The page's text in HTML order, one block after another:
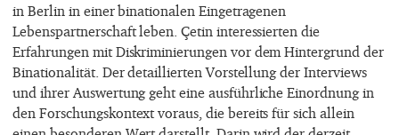
in Berlin in einer binationalen Eingetragenen
Lebenspartnerschaft leben. Çetin interessierten die
Erfahrungen mit Diskriminierungen vor dem Hintergrund der
Binationalität. Der detaillierten Vorstellung der Interviews
und ihrer Auswertung geht eine ausführliche Einordnung in
den Forschungskontext voraus, die bereits für sich allein